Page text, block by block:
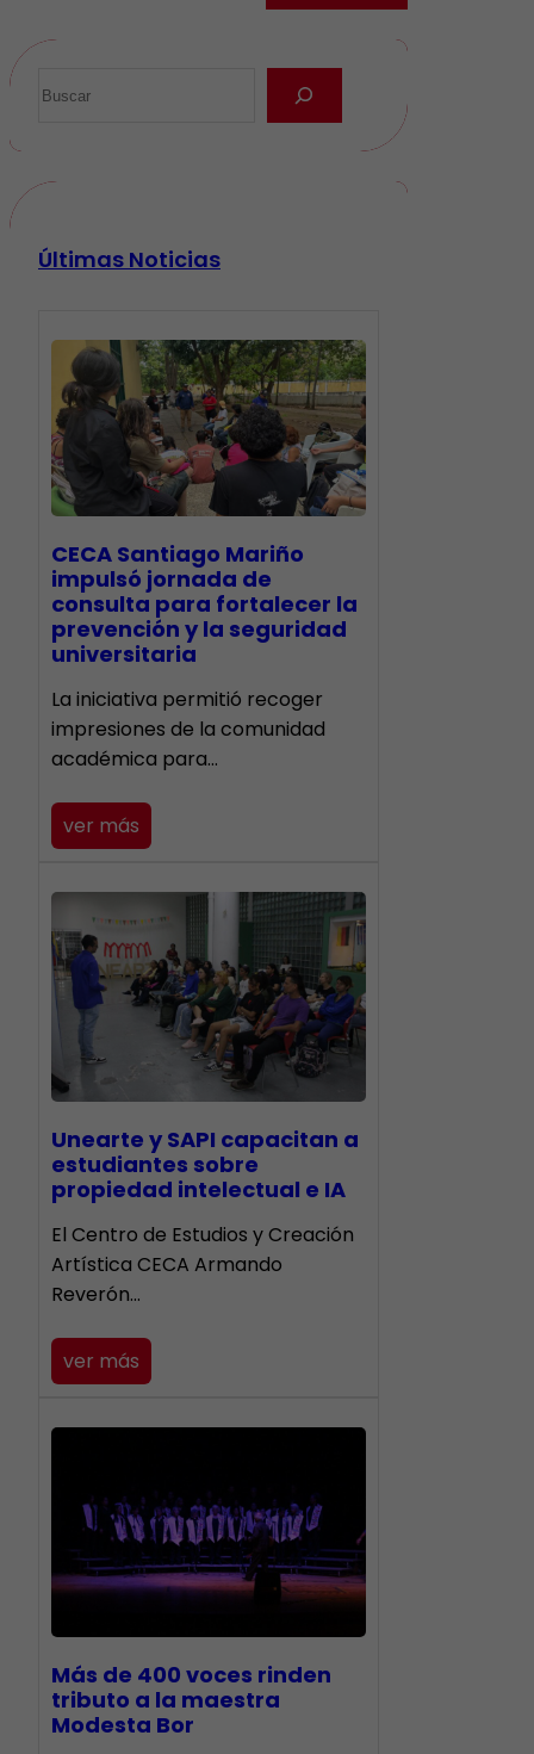
Últimas Noticias
CECA Santiago Mariño
impulsó jornada de
consulta para fortalecer la
prevención y la seguridad
universitaria
La iniciativa permitió recoger
impresiones de la comunidad
académica para…
ver más
Unearte y SAPI capacitan a
estudiantes sobre
propiedad intelectual e IA
El Centro de Estudios y Creación
Artística CECA Armando
Reverón…
ver más
Más de 400 voces rinden
tributo a la maestra
Modesta Bor